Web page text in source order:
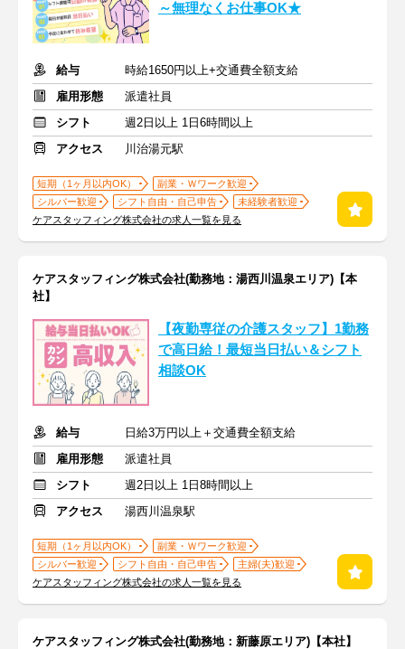
～無理なくお仕事OK★
給与
時給1650円以上+交通費全額支給
雇用形態
派遣社員
シフト
週2日以上 1日6時間以上
アクセス
川治湯元駅
短期（1ヶ月以内OK）
副業・Ｗワーク歓迎
シルバー歓迎
シフト自由・自己申告
未経験者歓迎
ケアスタッフィング株式会社の求人一覧を見る
ケアスタッフィング株式会社(勤務地：湯西川温泉エリア)【本
社】
【夜勤専従の介護スタッフ】1勤務
で高日給！最短当日払い＆シフト
相談OK
給与
日給3万円以上＋交通費全額支給
雇用形態
派遣社員
シフト
週2日以上 1日8時間以上
アクセス
湯西川温泉駅
短期（1ヶ月以内OK）
副業・Ｗワーク歓迎
シルバー歓迎
シフト自由・自己申告
主婦(夫)歓迎
ケアスタッフィング株式会社の求人一覧を見る
ケアスタッフィング株式会社(勤務地：新藤原エリア)【本社】